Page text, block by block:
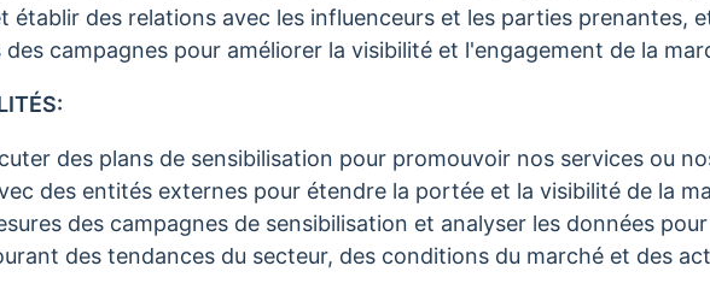
établir des relations avec les influenceurs et les parties prenantes,
campagnes pour améliorer la visibilité et l'engagement de la
des plans de sensibilisation pour promouvoir nos services ou
des entités externes pour étendre la portée et la visibilité de la
des campagnes de sensibilisation et analyser les données
des tendances du secteur, des conditions du marché et des